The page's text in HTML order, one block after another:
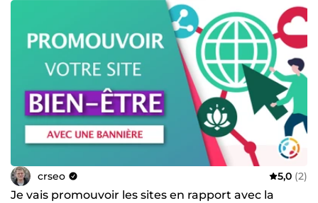
crseo 5,0 (2)
Je vais promouvoir les sites en rapport avec la